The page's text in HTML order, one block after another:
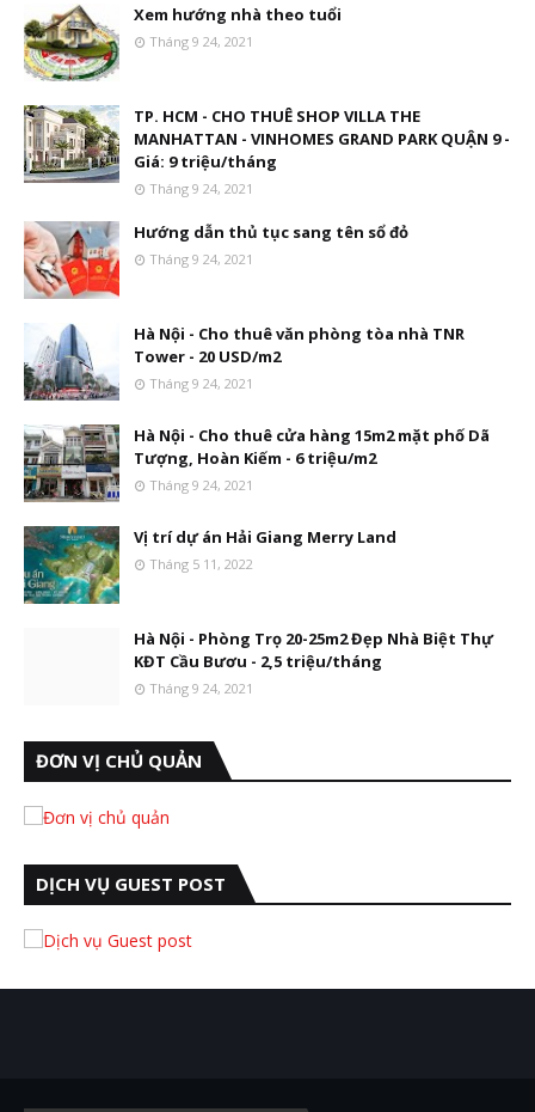
Xem hướng nhà theo tuổi
Tháng 9 24, 2021
TP. HCM - CHO THUÊ SHOP VILLA THE
MANHATTAN - VINHOMES GRAND PARK QUẬN 9 -
Giá: 9 triệu/tháng
Tháng 9 24, 2021
Hướng dẫn thủ tục sang tên sổ đỏ
Tháng 9 24, 2021
Hà Nội - Cho thuê văn phòng tòa nhà TNR
Tower - 20 USD/m2
Tháng 9 24, 2021
Hà Nội - Cho thuê cửa hàng 15m2 mặt phố Dã
Tượng, Hoàn Kiếm - 6 triệu/m2
Tháng 9 24, 2021
Vị trí dự án Hải Giang Merry Land
Tháng 5 11, 2022
Hà Nội - Phòng Trọ 20-25m2 Đẹp Nhà Biệt Thự
KĐT Cầu Bươu - 2,5 triệu/tháng
Tháng 9 24, 2021
ĐƠN VỊ CHỦ QUẢN
DỊCH VỤ GUEST POST